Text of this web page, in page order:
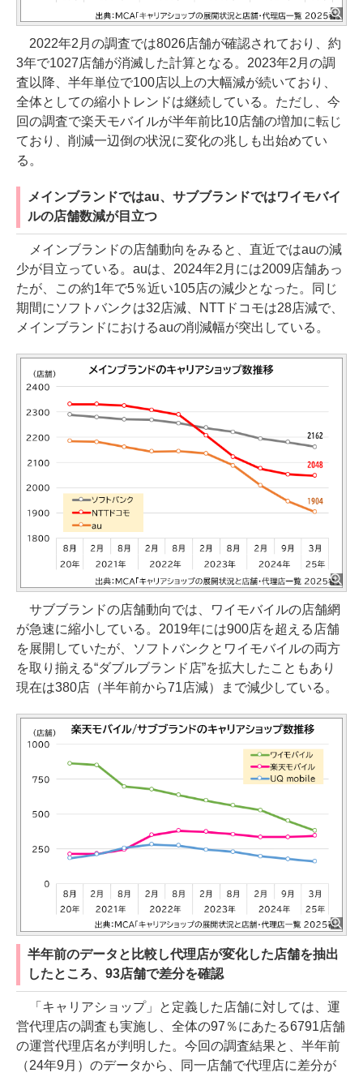
2022年2月の調査では8026店舗が確認されており、約
3年で1027店舗が消滅した計算となる。2023年2月の調
査以降、半年単位で100店以上の大幅減が続いており、
全体としての縮小トレンドは継続している。ただし、今
回の調査で楽天モバイルが半年前比10店舗の増加に転じ
ており、削減一辺倒の状況に変化の兆しも出始めてい
る。
メインブランドではau、サブブランドではワイモバイ
ルの店舗数減が目立つ
メインブランドの店舗動向をみると、直近ではauの減
少が目立っている。auは、2024年2月には2009店舗あっ
たが、この約1年で5％近い105店の減少となった。同じ
期間にソフトバンクは32店減、NTTドコモは28店減で、
メインブランドにおけるauの削減幅が突出している。
サブブランドの店舗動向では、ワイモバイルの店舗網
が急速に縮小している。2019年には900店を超える店舗
を展開していたが、ソフトバンクとワイモバイルの両方
を取り揃える“ダブルブランド店”を拡大したこともあり
現在は380店（半年前から71店減）まで減少している。
半年前のデータと比較し代理店が変化した店舗を抽出
したところ、93店舗で差分を確認
「キャリアショップ」と定義した店舗に対しては、運
営代理店の調査も実施し、全体の97％にあたる6791店舗
の運営代理店名が判明した。今回の調査結果と、半年前
（24年9月）のデータから、同一店舗で代理店に差分が